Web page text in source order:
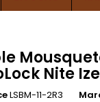
Nite Ize
LSBM-11-2R3